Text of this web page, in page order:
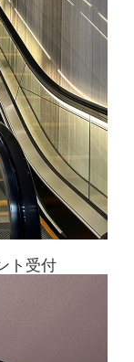
ト受付